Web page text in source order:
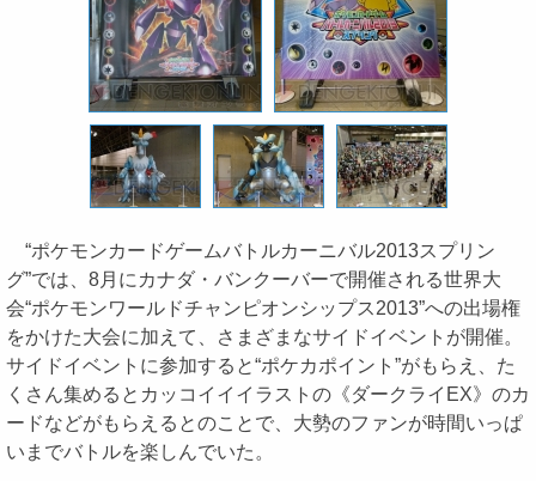
“ポケモンカードゲームバトルカーニバル2013スプリン
グ”では、8月にカナダ・バンクーバーで開催される世界大
会“ポケモンワールドチャンピオンシップス2013”への出場権
をかけた大会に加えて、さまざまなサイドイベントが開催。
サイドイベントに参加すると“ポケカポイント”がもらえ、た
くさん集めるとカッコイイイラストの《ダークライEX》のカ
ードなどがもらえるとのことで、大勢のファンが時間いっぱ
いまでバトルを楽しんでいた。